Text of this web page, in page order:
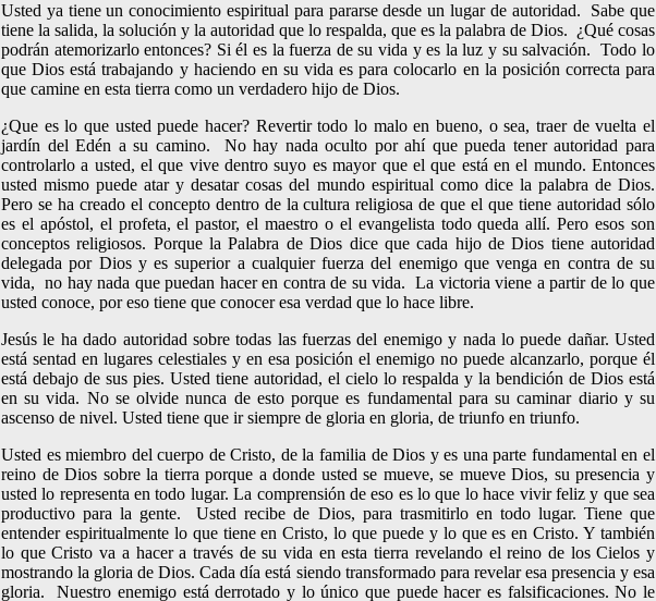
Usted ya tiene un conocimiento espiritual para pararse desde un lugar de autoridad. Sabe que
tiene la salida, la solución y la autoridad que lo respalda, que es la palabra de Dios. ¿Qué cosas
podrán atemorizarlo entonces? Si él es la fuerza de su vida y es la luz y su salvación. Todo lo
que Dios está trabajando y haciendo en su vida es para colocarlo en la posición correcta para
que camine en esta tierra como un verdadero hijo de Dios.
¿Que es lo que usted puede hacer? Revertir todo lo malo en bueno, o sea, traer de vuelta el
jardín del Edén a su camino. No hay nada oculto por ahí que pueda tener autoridad para
controlarlo a usted, el que vive dentro suyo es mayor que el que está en el mundo. Entonces
usted mismo puede atar y desatar cosas del mundo espiritual como dice la palabra de Dios.
Pero se ha creado el concepto dentro de la cultura religiosa de que el que tiene autoridad sólo
es el apóstol, el profeta, el pastor, el maestro o el evangelista todo queda allí. Pero esos son
conceptos religiosos. Porque la Palabra de Dios dice que cada hijo de Dios tiene autoridad
delegada por Dios y es superior a cualquier fuerza del enemigo que venga en contra de su
vida, no hay nada que puedan hacer en contra de su vida. La victoria viene a partir de lo que
usted conoce, por eso tiene que conocer esa verdad que lo hace libre.
Jesús le ha dado autoridad sobre todas las fuerzas del enemigo y nada lo puede dañar. Usted
está sentad en lugares celestiales y en esa posición el enemigo no puede alcanzarlo, porque él
está debajo de sus pies. Usted tiene autoridad, el cielo lo respalda y la bendición de Dios está
en su vida. No se olvide nunca de esto porque es fundamental para su caminar diario y su
ascenso de nivel. Usted tiene que ir siempre de gloria en gloria, de triunfo en triunfo.
Usted es miembro del cuerpo de Cristo, de la familia de Dios y es una parte fundamental en el
reino de Dios sobre la tierra porque a donde usted se mueve, se mueve Dios, su presencia y
usted lo representa en todo lugar. La comprensión de eso es lo que lo hace vivir feliz y que sea
productivo para la gente. Usted recibe de Dios, para trasmitirlo en todo lugar. Tiene que
entender espiritualmente lo que tiene en Cristo, lo que puede y lo que es en Cristo. Y también
lo que Cristo va a hacer a través de su vida en esta tierra revelando el reino de los Cielos y
mostrando la gloria de Dios. Cada día está siendo transformado para revelar esa presencia y esa
gloria. Nuestro enemigo está derrotado y lo único que puede hacer es falsificaciones. No le